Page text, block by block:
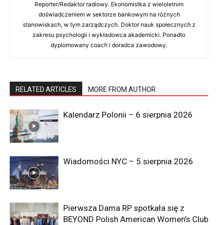
Reporter/Redaktor radiowy. Ekonomistka z wieloletnim
doświadczeniem w sektorze bankowym na różnych
stanowiskach, w tym zarządczych. Doktor nauk społecznych z
zakresu psychologii i wykładowca akademicki. Ponadto
dyplomowany coach i doradca zawodowy.
RELATED ARTICLES MORE FROM AUTHOR
Kalendarz Polonii – 6 sierpnia 2026
Wiadomości NYC – 5 sierpnia 2026
Pierwsza Dama RP spotkała się z
BEYOND Polish American Women’s Club